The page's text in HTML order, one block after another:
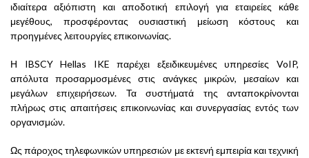
ιδιαίτερα αξιόπιστη και αποδοτική επιλογή για εταιρείες κάθε
μεγέθους, προσφέροντας ουσιαστική μείωση κόστους και
προηγμένες λειτουργίες επικοινωνίας.
Η IBSCY Hellas IKE παρέχει εξειδικευμένες υπηρεσίες VoIP,
απόλυτα προσαρμοσμένες στις ανάγκες μικρών, μεσαίων και
μεγάλων επιχειρήσεων. Τα συστήματά της ανταποκρίνονται
πλήρως στις απαιτήσεις επικοινωνίας και συνεργασίας εντός των
οργανισμών.
Ως πάροχος τηλεφωνικών υπηρεσιών με εκτενή εμπειρία και τεχνική